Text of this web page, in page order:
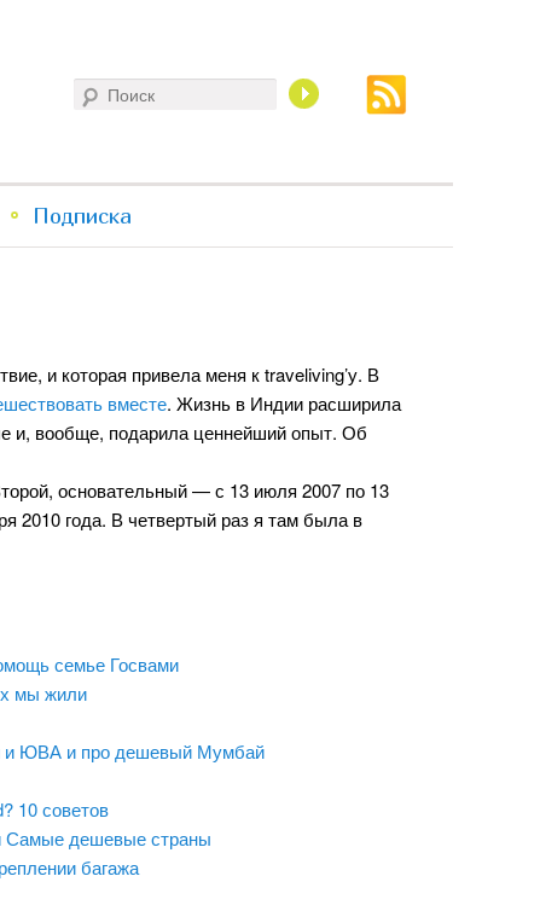
Подписка
и которая привела меня к traveliving’у. В
вместе. Жизнь в Индии расширила
и, вообще, подарила ценнейший опыт. Об
основательный — с 13 июля 2007 по 13
2010 года. В четвертый раз я там была в
семье Госвами
мы жили
и ЮВА и про дешевый Мумбай
10 советов
Самые дешевые страны
багажа